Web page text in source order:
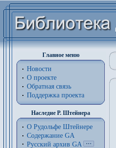
Главное меню
Новости
О проекте
Обратная связь
Поддержка проекта
Наследие Р. Штейнера
О Рудольфе Штейнере
Содержание GA
Русский архив GA